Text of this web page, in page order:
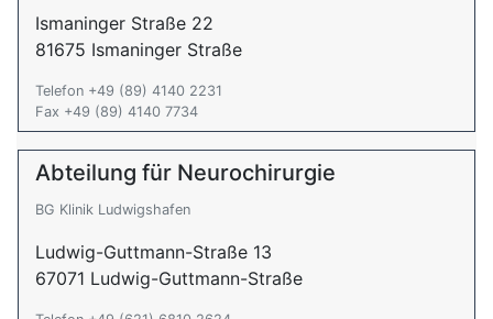
Ismaninger Straße 22
81675 Ismaninger Straße
Telefon +49 (89) 4140 2231
Fax +49 (89) 4140 7734
Abteilung für Neurochirurgie
BG Klinik Ludwigshafen
Ludwig-Guttmann-Straße 13
67071 Ludwig-Guttmann-Straße